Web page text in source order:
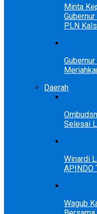
Minta
PLN
Daerah
Selesai
Winardi
APINDO
Wagub